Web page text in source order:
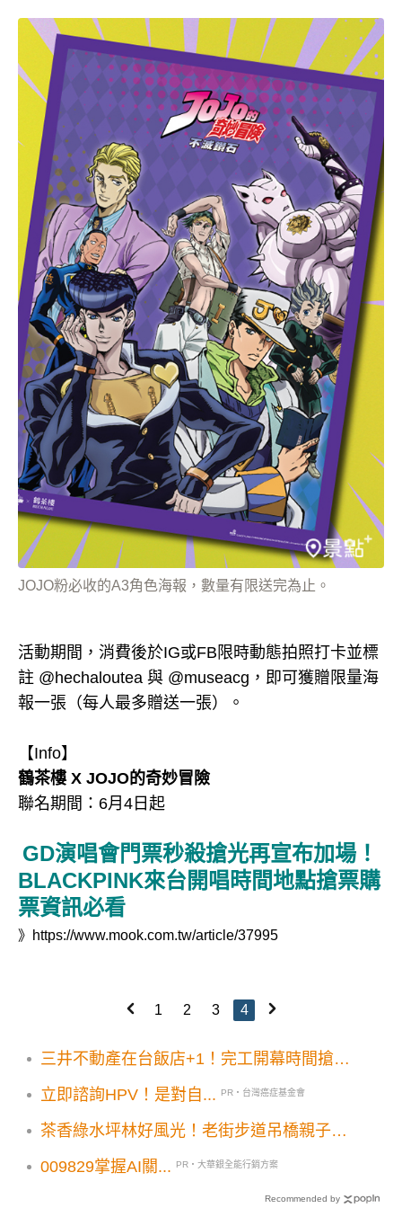
JOJO粉必收的A3角色海報，數量有限送完為止。
活動期間，消費後於IG或FB限時動態拍照打卡並標
註 @hechaloutea 與 @museacg，即可獲贈限量海
報一張（每人最多贈送一張）。
【Info】
鶴茶樓 X JOJO的奇妙冒險
聯名期間：6月4日起
GD演唱會門票秒殺搶光再宣布加場！
BLACKPINK來台開唱時間地點搶票購
票資訊必看
》 https://www.mook.com.tw/article/37995
1 2 3 4
三井不動產在台飯店+1！完工開幕時間搶先
立即諮詢HPV！是對自...
PR・台灣癌症基金會
茶香綠水坪林好風光！老街步道吊橋親子小
009829掌握AI關...
PR・大華銀全能行銷方案
Recommended by